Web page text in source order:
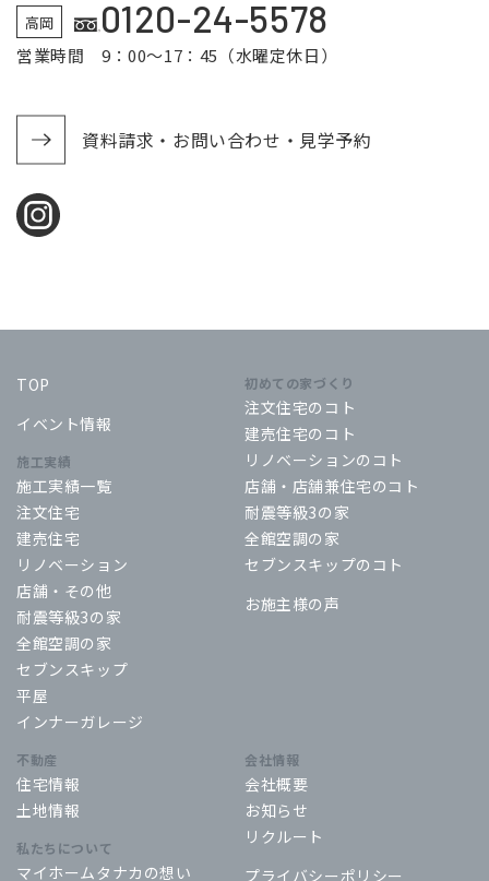
高岡 0120-24-5578
営業時間 9：00～17：45（水曜定休日）
資料請求・お問い合わせ・見学予約
TOP
イベント情報
施工実績
施工実績一覧
注文住宅
建売住宅
リノベーション
店舗・その他
耐震等級3の家
全館空調の家
セブンスキップ
平屋
インナーガレージ
初めての家づくり
注文住宅のコト
建売住宅のコト
リノベーションのコト
店舗・店舗兼住宅のコト
耐震等級3の家
全館空調の家
セブンスキップのコト
お施主様の声
不動産
住宅情報
土地情報
私たちについて
マイホームタナカの想い
会社情報
会社概要
お知らせ
リクルート
プライバシーポリシー